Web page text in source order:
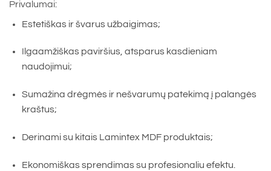
Privalumai:
Estetiškas ir švarus užbaigimas;
Ilgaamžiškas paviršius, atsparus kasdieniam
naudojimui;
Sumažina drėgmės ir nešvarumų patekimą į palangės
kraštus;
Derinami su kitais Lamintex MDF produktais;
Ekonomiškas sprendimas su profesionaliu efektu.